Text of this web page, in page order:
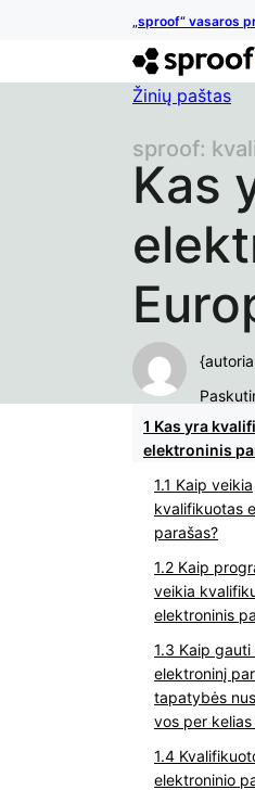
„sproof“ vasaros
Žinių paštas
Kas
sproof:
Kas yra
elektroninis
Kaip veikia
kvalifikuotas
parašas?
Kaip
veikia
elektroninis
Kaip
elektroninį
tapatybės
vos per kelias
elektroninio